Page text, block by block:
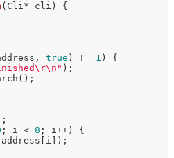
(Cli* cli)
{
true ) != 1 ) {
);
; i < 8 ; i++) {